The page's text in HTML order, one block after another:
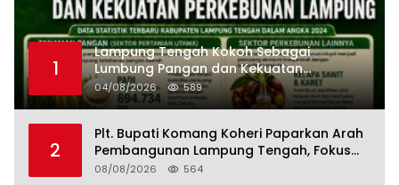
1
Lampung Tengah Kokoh Sebagai
Lumbung Pangan dan Kekuatan
Perkebunan Lampung, Komang Koheri:
Kemandirian Pangan adalah Fondasi
04/08/2026 589
2
Plt. Bupati Komang Koheri Paparkan Arah
Pembangunan Lampung Tengah, Fokus
pada SDM, Ekonomi, Infrastruktur dan
08/08/2026 564